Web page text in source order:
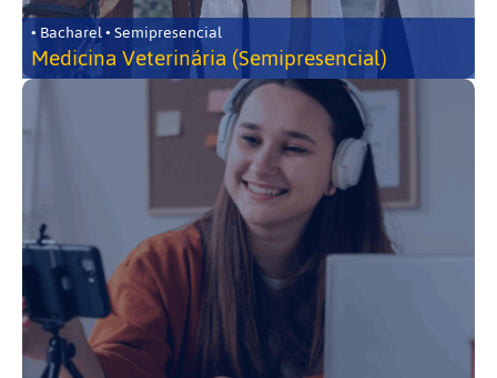
• Bacharel • Semipresencial
Medicina Veterinária (Semipresencial)